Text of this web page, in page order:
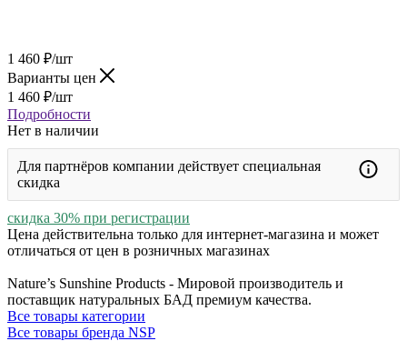
1 460 ₽/шт
Варианты цен
1 460 ₽/шт
Подробности
Нет в наличии
Для партнёров компании действует специальная
скидка
скидка 30% при регистрации
Цена действительна только для интернет-магазина и может
отличаться от цен в розничных магазинах
Nature’s Sunshine Products - Мировой производитель и
поставщик натуральных БАД премиум качества.
Все товары категории
Все товары бренда NSP